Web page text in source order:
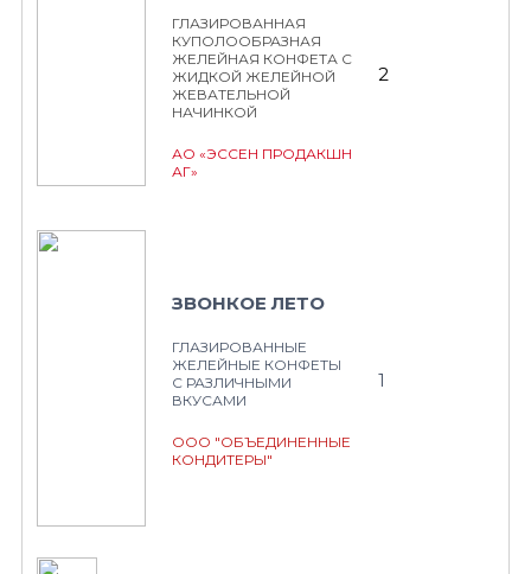
ГЛАЗИРОВАННАЯ
КУПОЛООБРАЗНАЯ
ЖЕЛЕЙНАЯ КОНФЕТА С
ЖИДКОЙ ЖЕЛЕЙНОЙ
ЖЕВАТЕЛЬНОЙ
НАЧИНКОЙ
АО «ЭССЕН ПРОДАКШН
АГ»
2
ЗВОНКОЕ ЛЕТО
ГЛАЗИРОВАННЫЕ
ЖЕЛЕЙНЫЕ КОНФЕТЫ
С РАЗЛИЧНЫМИ
ВКУСАМИ
ООО "ОБЪЕДИНЕННЫЕ
КОНДИТЕРЫ"
1